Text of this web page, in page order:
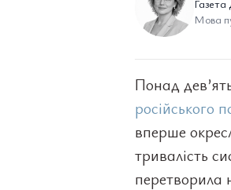
Мова
Понад
російського
вперше
тривалість
перетворила